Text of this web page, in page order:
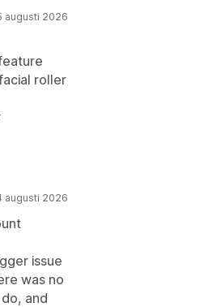
augusti 2026
roller
augusti 2026
issue
was no
and